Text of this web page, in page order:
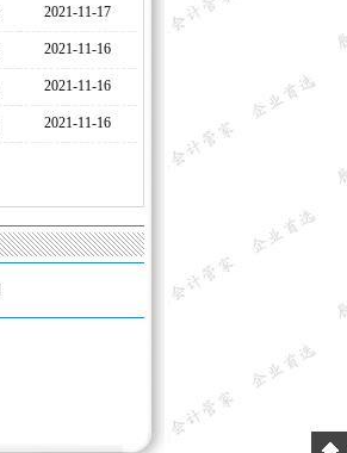
2021-11-17
2021-11-16
2021-11-16
2021-11-16